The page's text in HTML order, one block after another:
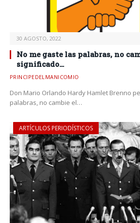
30 AGOSTO, 2022
No me gaste las palabras, no
significado…
PRINCIPEDELMANICOMIO
Don Mario Orlando Hardy Hamlet Brenno
palabras, no cambie el…
ARTÍCULOS PERIODÍSTICOS